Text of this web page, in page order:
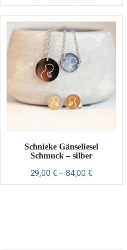
Schnieke Gänseliesel
Schmuck – silber
29,00 €– 84,00 €